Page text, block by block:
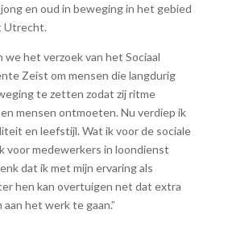
en oud in beweging in het gebied
Utrecht.
we het verzoek van het Sociaal
Zeist om mensen die langdurig
te zetten zodat zij ritme
mensen ontmoeten. Nu verdiep ik
en leefstijl. Wat ik voor de sociale
voor medewerkers in loondienst
dat ik met mijn ervaring als
hen kan overtuigen net dat extra
het werk te gaan.”